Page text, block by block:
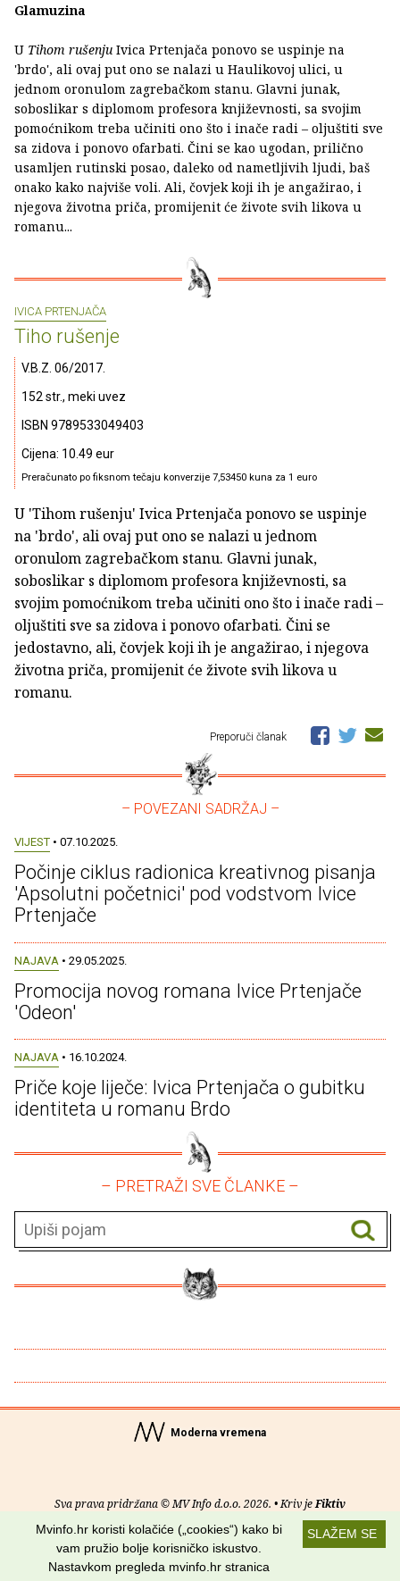
Glamuzina
U Tihom rušenju Ivica Prtenjača ponovo se uspinje na
'brdo', ali ovaj put ono se nalazi u Haulikovoj ulici, u
jednom oronulom zagrebačkom stanu. Glavni junak,
soboslikar s diplomom profesora književnosti, sa svojim
pomoćnikom treba učiniti ono što i inače radi – oljuštiti sve
sa zidova i ponovo ofarbati. Čini se kao ugodan, prilično
usamljen rutinski posao, daleko od nametljivih ljudi, baš
onako kako najviše voli. Ali, čovjek koji ih je angažirao, i
njegova životna priča, promijenit će živote svih likova u
romanu...
IVICA PRTENJAČA
Tiho rušenje
V.B.Z. 06/2017.
152 str., meki uvez
ISBN 9789533049403
Cijena: 10.49 eur
Preračunato po fiksnom tečaju konverzije 7,53450 kuna za 1 euro
U 'Tihom rušenju' Ivica Prtenjača ponovo se uspinje
na 'brdo', ali ovaj put ono se nalazi u jednom
oronulom zagrebačkom stanu. Glavni junak,
soboslikar s diplomom profesora književnosti, sa
svojim pomoćnikom treba učiniti ono što i inače radi –
oljuštiti sve sa zidova i ponovo ofarbati. Čini se
jedostavno, ali, čovjek koji ih je angažirao, i njegova
životna priča, promijenit će živote svih likova u
romanu.
Preporuči članak
– POVEZANI SADRŽAJ –
VIJEST • 07.10.2025.
Počinje ciklus radionica kreativnog pisanja
'Apsolutni početnici' pod vodstvom Ivice
Prtenjače
NAJAVA • 29.05.2025.
Promocija novog romana Ivice Prtenjače
'Odeon'
NAJAVA • 16.10.2024.
Priče koje liječe: Ivica Prtenjača o gubitku
identiteta u romanu Brdo
– PRETRAŽI SVE ČLANKE –
Moderna vremena
Sva prava pridržana © MV Info d.o.o. 2026. • Kriv jeFiktiv
Uvjeti korištenja RSS kanali
Potraži nas na:
SLAŽEM SE
Mvinfo.hr koristi kolačiće („cookies“) kako bi
vam pružio bolje korisničko iskustvo.
Nastavkom pregleda mvinfo.hr stranica